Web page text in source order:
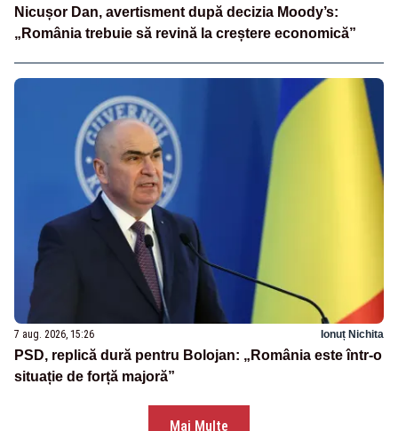
Nicușor Dan, avertisment după decizia Moody’s:
„România trebuie să revină la creștere economică”
7 aug. 2026, 15:26 Ionuț Nichita
PSD, replică dură pentru Bolojan: „România este într-o
situație de forță majoră”
Mai Multe